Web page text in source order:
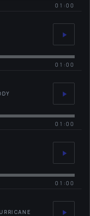
01:00
01:00
01:00
01:00